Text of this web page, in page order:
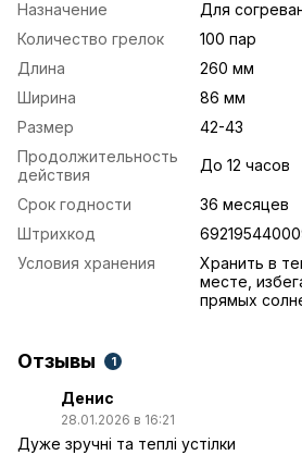
Назначение
Для
Количество грелок
100 пар
Длина
260 мм
Ширина
86 мм
Размер
42-43
Продолжительность
действия
До 12 часов
Срок годности
36 месяцев
Штрихкод
Условия хранения
Хранить в
месте,
прямых
Отзывы 1
Денис
28.01.2026 в 16:21
Дуже зручні та теплі устілки